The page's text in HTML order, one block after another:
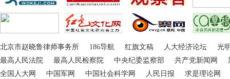
北京市赵晓鲁律师事务所 186导航 红旗文稿 人大经济论坛
光
最高人民法院
最高人民检察院 中央纪委监察部 共产党新闻网
全国人大网
中国军网 中国社会科学网 人民日报 求是理论网